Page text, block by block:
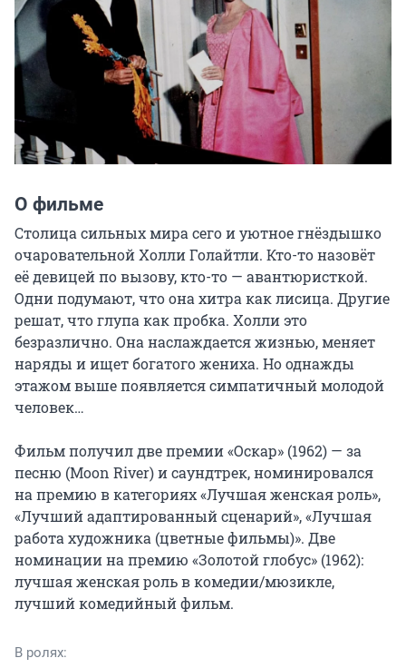
О фильме
Столица сильных мира сего и уютное гнёздышко
очаровательной Холли Голайтли. Кто-то назовёт
её девицей по вызову, кто-то — авантюристкой.
Одни подумают, что она хитра как лисица. Другие
решат, что глупа как пробка. Холли это
безразлично. Она наслаждается жизнью, меняет
наряды и ищет богатого жениха. Но однажды
этажом выше появляется симпатичный молодой
человек…
Фильм получил две премии «Оскар» (1962) — за
песню (Moon River) и саундтрек, номинировался
на премию в категориях «Лучшая женская роль»,
«Лучший адаптированный сценарий», «Лучшая
работа художника (цветные фильмы)». Две
номинации на премию «Золотой глобус» (1962):
лучшая женская роль в комедии/мюзикле,
лучший комедийный фильм.
В ролях: